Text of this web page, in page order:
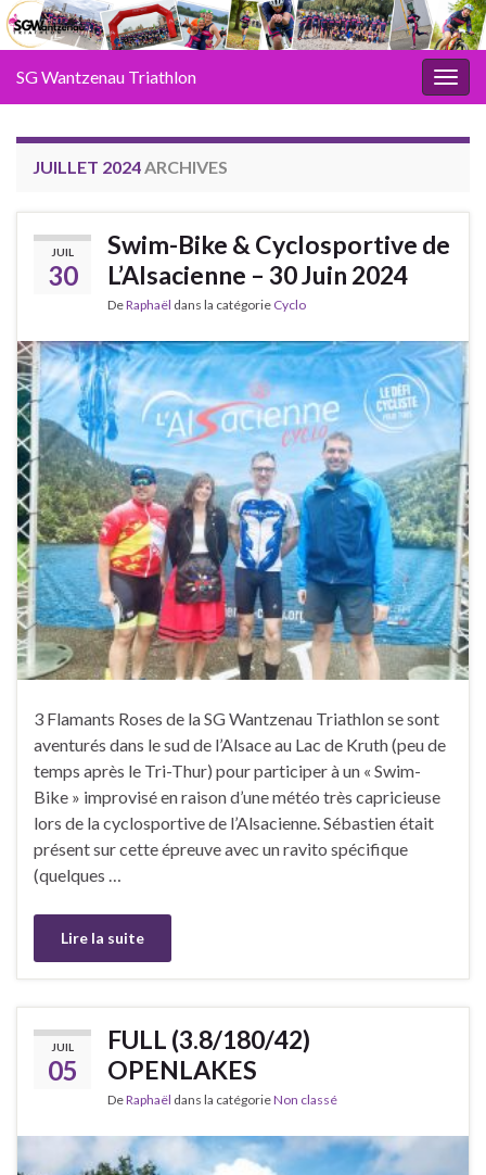
SG Wantzenau Triathlon
JUILLET 2024ARCHIVES
JUIL
30
Swim-Bike & Cyclosportive de
L’Alsacienne – 30 Juin 2024
DeRaphaël dans la catégorie Cyclo
3 Flamants Roses de la SG Wantzenau Triathlon se sont
aventurés dans le sud de l’Alsace au Lac de Kruth (peu de
temps après le Tri-Thur) pour participer à un « Swim-
Bike » improvisé en raison d’une météo très capricieuse
lors de la cyclosportive de l’Alsacienne. Sébastien était
présent sur cette épreuve avec un ravito spécifique
(quelques …
Lire la suite
JUIL
05
FULL (3.8/180/42)
OPENLAKES
DeRaphaël dans la catégorieNon classé